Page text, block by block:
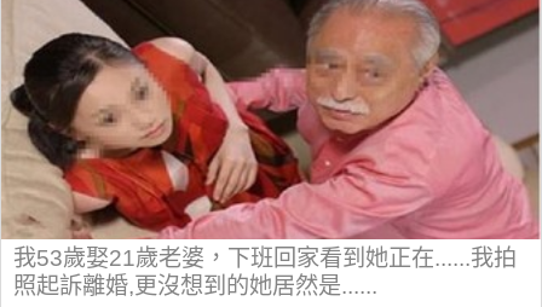
我53歲娶21歲老婆，下班回家看到她正在......我拍
照起訴離婚,更沒想到的她居然是......